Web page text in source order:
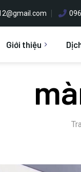
Giới thiệu